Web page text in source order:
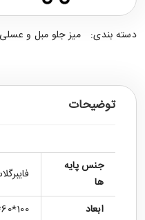
دسته بندی: میز جلو مبل و عسلی
توضیحات
جنس پایه
ها
ابعاد
100*60*40 سانتی متر